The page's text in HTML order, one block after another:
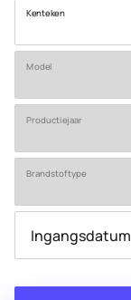
Kenteken
Model
Productiejaar
Brandstoftype
Ingangsdatum